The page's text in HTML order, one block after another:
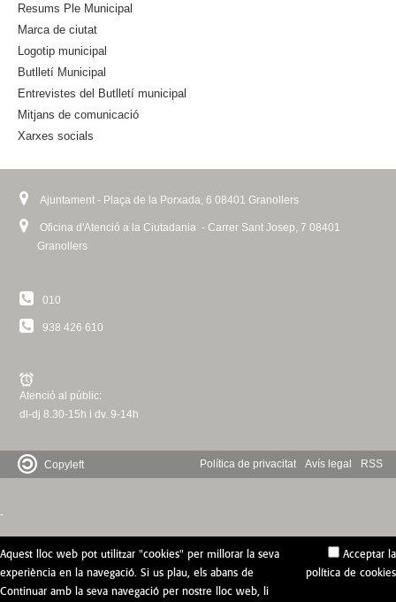
x
t
e
r
n
a
Resums Ple Municipal
Marca de ciutat
Logotip municipal
Butlletí Municipal
Entrevistes del Butlletí municipal
Mitjans de comunicació
Xarxes socials
Ajuntament - Plaça de la Porxada, 6 08401 Granollers
Oficina d'Atenció a la Ciutadania - Carrer Sant Josep, 7 08401
Granollers
010
938 426 610
Atenció al públic:
dl-dj 8.30-15h i dv. 9-14h
Política de privacitat Avís legal RSS
Copyleft
-
Aquest lloc web pot utilitzar "cookies" per millorar la seva
experiència en la navegació. Si us plau, els abans de
Continuar amb la seva navegació per nostre lloc web, li
Acceptar la
política de cookies